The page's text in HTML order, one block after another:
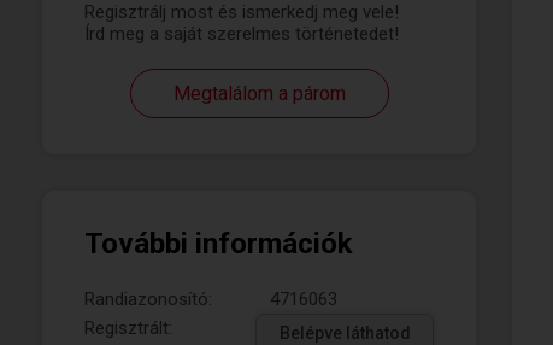
Regisztrálj most és ismerkedj meg vele!
Írd meg a saját szerelmes történetedet!
Megtalálom a párom
További információk
Randiazonosító:
4716063
Regisztrált:
Belépve láthatod